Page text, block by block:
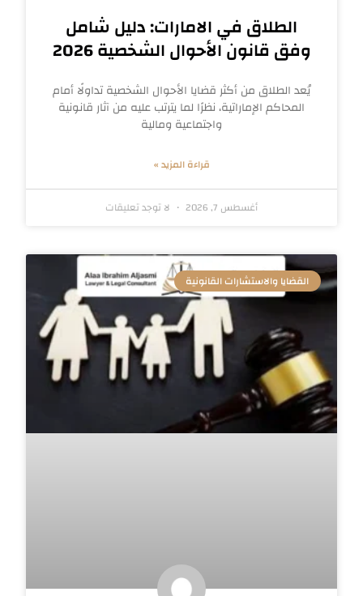
الطلاق في الامارات: دليل شامل
وفق قانون الأحوال الشخصية 2026
يُعد الطلاق من أكثر قضايا الأحوال الشخصية تداولًا أمام
المحاكم الإماراتية، نظرًا لما يترتب عليه من آثار قانونية
واجتماعية ومالية
قراءة المزيد »
أغسطس 7, 2026 لا توجد تعليقات
القضايا والاستشارات القانونية